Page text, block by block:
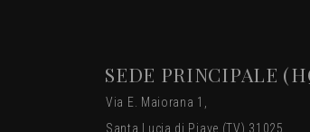
SEDE PRINCIPALE
Via E. Maiorana 1,
Santa Lucia di Piave (TV) 31025